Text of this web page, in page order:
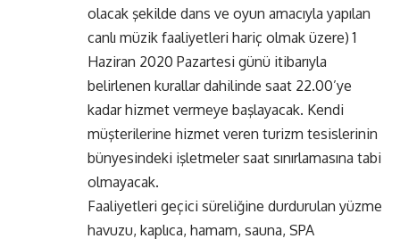
olacak şekilde dans ve oyun amacıyla yapılan
canlı müzik faaliyetleri hariç olmak üzere) 1
Haziran 2020 Pazartesi günü itibarıyla
belirlenen kurallar dahilinde saat 22.00’ye
kadar hizmet vermeye başlayacak. Kendi
müşterilerine hizmet veren turizm tesislerinin
bünyesindeki işletmeler saat sınırlamasına tabi
olmayacak.
Faaliyetleri geçici süreliğine durdurulan yüzme
havuzu, kaplıca, hamam, sauna, SPA